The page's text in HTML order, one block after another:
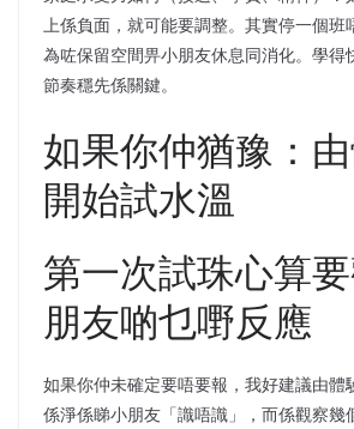
上係負面，就可能要調整。其實停一個班
為咗保留空間畀小朋友休息同消化。學得
節奏穩先係關鍵。
如果你仲猶豫：
開始試水溫
第一次試珠心算
朋友啲乜嘢反應
如果你仲未確定要唔要報，我好建議由體
係淨係睇小朋友「識唔識」，而係觀察幾